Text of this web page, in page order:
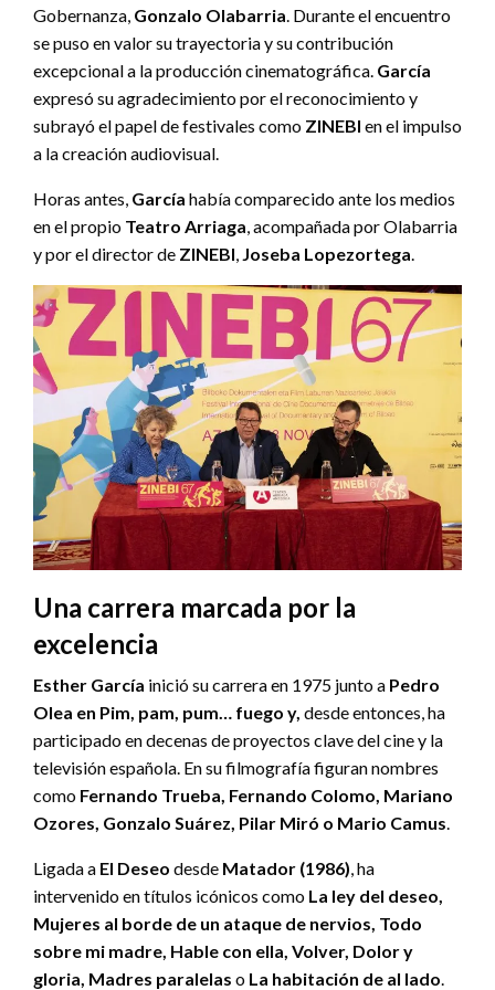
Gobernanza, Gonzalo Olabarria . Durante el encuentro
se puso en valor su trayectoria y su contribución
excepcional a la producción cinematográfica. García
expresó su agradecimiento por el reconocimiento y
subrayó el papel de festivales como ZINEBI en el impulso
a la creación audiovisual.
Horas antes, García había comparecido ante los medios
en el propio Teatro Arriaga , acompañada por Olabarria
y por el director de ZINEBI Joseba Lopezortega
Una carrera marcada por la
excelencia
Esther García inició su carrera en 1975 junto a Pedro
Olea en Pim, pam, pum… fuego y, desde entonces, ha
participado en decenas de proyectos clave del cine y la
televisión española. En su filmografía figuran nombres
como Fernando Trueba, Fernando Colomo, Mariano
Ozores, Gonzalo Suárez, Pilar Miró o Mario Camus
Ligada a El Deseo desde Matador (1986) , ha
intervenido en títulos icónicos como La ley del deseo,
Mujeres al borde de un ataque de nervios, Todo
sobre mi madre, Hable con ella, Volver, Dolor y
gloria, Madres paralelas o La habitación de al lado